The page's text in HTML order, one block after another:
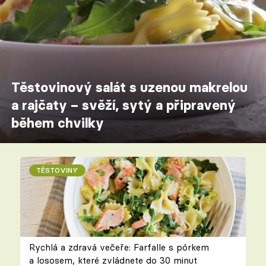
Těstovinový salát s uzenou makrelou
a rajčaty – svěží, sytý a připravený
během chvilky
TĚSTOVINY
Rychlá a zdravá večeře: Farfalle s pórkem
a lososem, které zvládnete do 30 minut